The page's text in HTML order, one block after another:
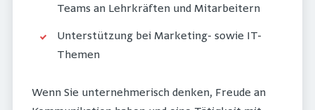
Teams an Lehrkräften und Mitarbeitern
Unterstützung bei Marketing- sowie IT-
Themen
Wenn Sie unternehmerisch denken, Freude an